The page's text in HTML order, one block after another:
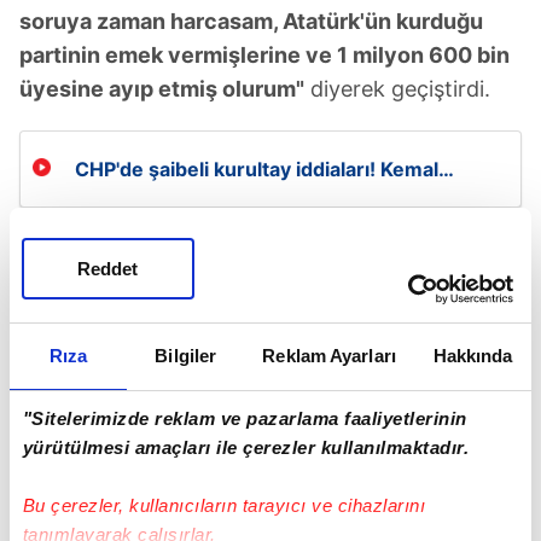
Rıza Bilgiler Reklam Ayarları Hakkında
"Sitelerimizde reklam ve pazarlama faaliyetlerinin
yürütülmesi amaçları ile çerezler kullanılmaktadır.
Bu çerezler, kullanıcıların tarayıcı ve cihazlarını
tanımlayarak çalışırlar.
Reddet
soruya zaman harcasam, Atatürk'ün kurduğu
partinin emek vermişlerine ve 1 milyon 600 bin
üyesine ayıp etmiş olurum" diyerek geçiştirdi.
CHP'de şaibeli kurultay iddiaları! Kemal